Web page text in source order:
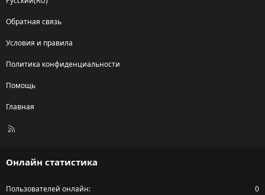
Обратная связь
Условия и правила
Политика конфиденциальности
Помощь
Главная
R
Онлайн статистика
Пользователей онлайн 0